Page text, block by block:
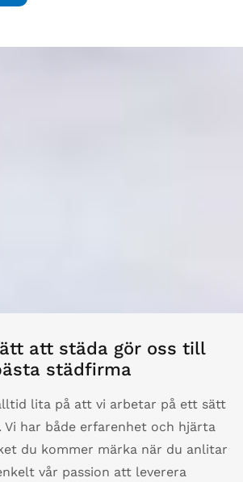
att städa gör oss till
städfirma
lita på att vi arbetar på ett sätt
Vi har både erfarenhet och hjärta
du kommer märka när du anlitar
vår passion att leverera